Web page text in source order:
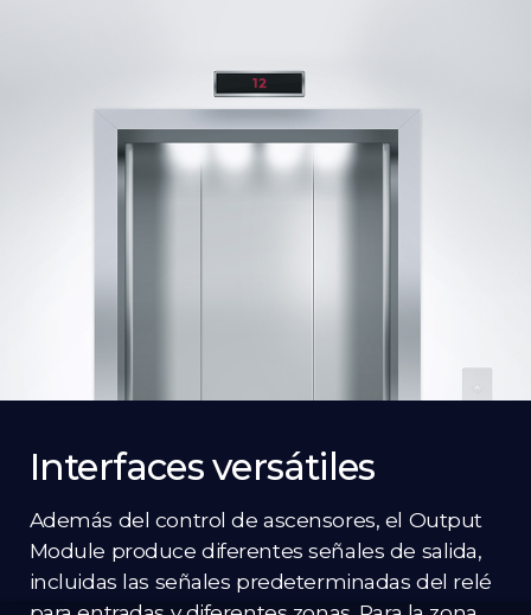
Interfaces versátiles
Además del control de ascensores, el Output
Module produce diferentes señales de salida,
incluidas las señales predeterminadas del relé